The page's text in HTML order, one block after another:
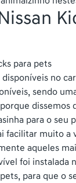
no
sendo
dissemos
para o seu
facilitar muito a
aqueles
foi instalada
para que o